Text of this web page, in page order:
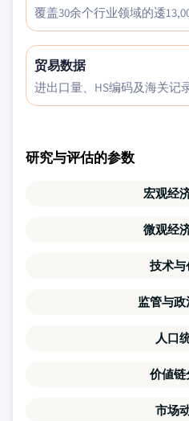
覆盖30余个行业领域的逶
贸易数据
进出口量、HS编码及海关记
研究与评估的参数
宏观经
微观经
技术与
监管与
人口
价値链
市场